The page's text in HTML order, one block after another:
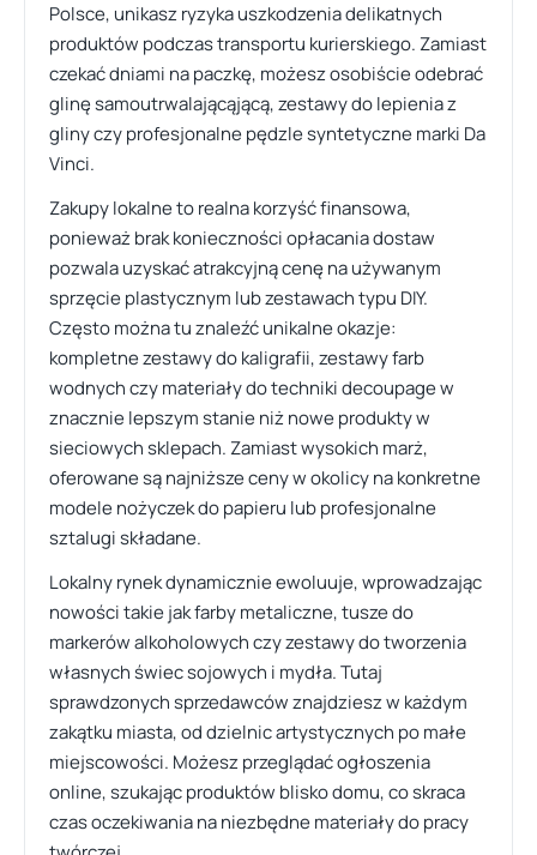
Polsce, unikasz ryzyka uszkodzenia delikatnych
produktów podczas transportu kurierskiego. Zamiast
czekać dniami na paczkę, możesz osobiście odebrać
glinę samoutrwalającąjącą, zestawy do lepienia z
gliny czy profesjonalne pędzle syntetyczne marki Da
Vinci.
Zakupy lokalne to realna korzyść finansowa,
ponieważ brak konieczności opłacania dostaw
pozwala uzyskać atrakcyjną cenę na używanym
sprzęcie plastycznym lub zestawach typu DIY.
Często można tu znaleźć unikalne okazje:
kompletne zestawy do kaligrafii, zestawy farb
wodnych czy materiały do techniki decoupage w
znacznie lepszym stanie niż nowe produkty w
sieciowych sklepach. Zamiast wysokich marż,
oferowane są najniższe ceny w okolicy na konkretne
modele nożyczek do papieru lub profesjonalne
sztalugi składane.
Lokalny rynek dynamicznie ewoluuje, wprowadzając
nowości takie jak farby metaliczne, tusze do
markerów alkoholowych czy zestawy do tworzenia
własnych świec sojowych i mydła. Tutaj
sprawdzonych sprzedawców znajdziesz w każdym
zakątku miasta, od dzielnic artystycznych po małe
miejscowości. Możesz przeglądać ogłoszenia
online, szukając produktów blisko domu, co skraca
czas oczekiwania na niezbędne materiały do pracy